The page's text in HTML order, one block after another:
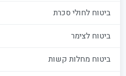
ביטוח לחולי סכרת
ביטוח לצימר
ביטוח מחלות קשות